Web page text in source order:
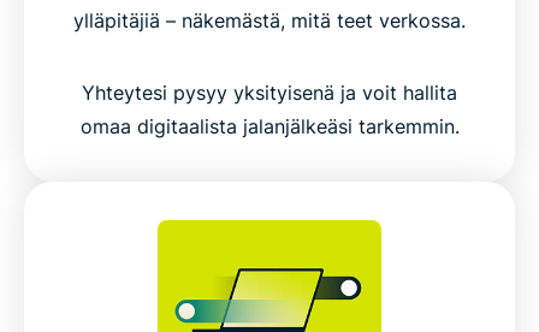
ylläpitäjiä – näkemästä, mitä teet verkossa.
Yhteytesi pysyy yksityisenä ja voit hallita
omaa digitaalista jalanjälkeäsi tarkemmin.